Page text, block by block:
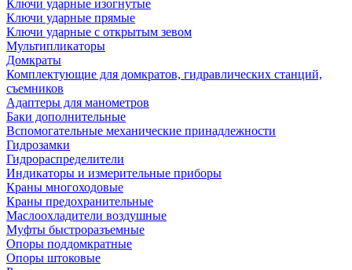
Ключи ударные изогнутые
Ключи ударные прямые
Ключи ударные с открытым зевом
Мультипликаторы
Домкраты
Комплектующие для домкратов, гидравлических станций,
съемников
Адаптеры для манометров
Баки дополнительные
Вспомогательные механические принадлежности
Гидрозамки
Гидрораспределители
Индикаторы и измерительные приборы
Краны многоходовые
Краны предохранительные
Маслоохладители воздушные
Муфты быстроразъемные
Опоры поддомкратные
Опоры штоковые